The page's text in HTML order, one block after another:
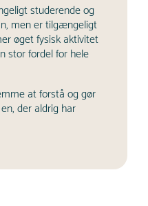
studerende og
men er tilgængeligt
øget fysisk aktivitet
stor fordel for hele
at forstå og gør
der aldrig har